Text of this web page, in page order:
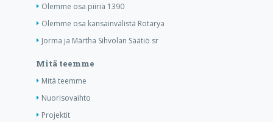
Olemme osa piiriä 1390
Olemme osa kansainvälistä Rotarya
Jorma ja Märtha Sihvolan Säätiö sr
Mitä teemme
Mitä teemme
Nuorisovaihto
Projektit